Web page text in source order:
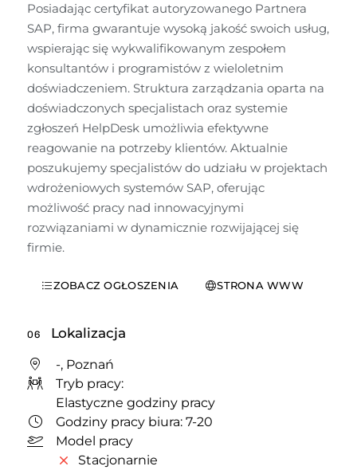
Posiadając certyfikat autoryzowanego Partnera
SAP, firma gwarantuje wysoką jakość swoich usług,
wspierając się wykwalifikowanym zespołem
konsultantów i programistów z wieloletnim
doświadczeniem. Struktura zarządzania oparta na
doświadczonych specjalistach oraz systemie
zgłoszeń HelpDesk umożliwia efektywne
reagowanie na potrzeby klientów. Aktualnie
poszukujemy specjalistów do udziału w projektach
wdrożeniowych systemów SAP, oferując
możliwość pracy nad innowacyjnymi
rozwiązaniami w dynamicznie rozwijającej się
firmie.
ZOBACZ OGŁOSZENIA STRONA WWW
06 Lokalizacja
-, Poznań
Tryb pracy:
Elastyczne godziny pracy
Godziny pracy biura: 7-20
Model pracy
Stacjonarnie